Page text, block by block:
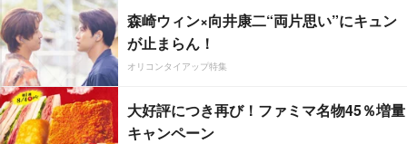
森崎ウィン×向井康二“両片思い”にキュン
が止まらん！
オリコンタイアップ特集
大好評につき再び！ファミマ名物45％増量
キャンペーン